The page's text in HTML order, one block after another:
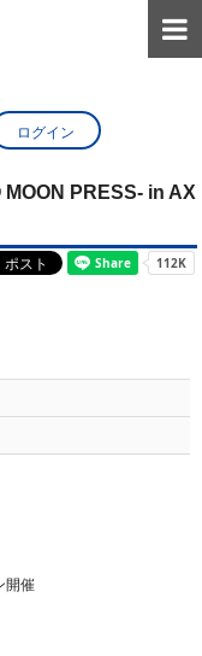

ログイン
PRESS- in AX
開催